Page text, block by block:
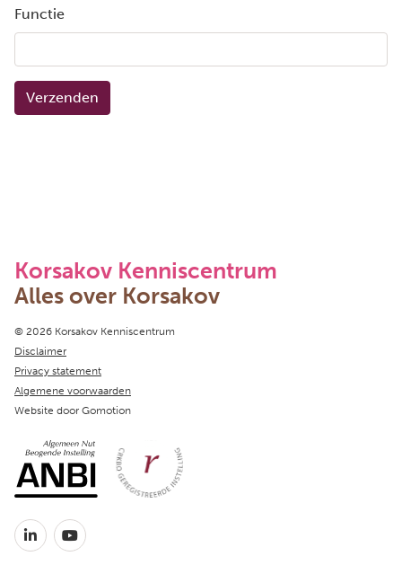
Functie
Verzenden
Korsakov Kenniscentrum
Alles over Korsakov
Copyright navigation
© 2026 Korsakov Kenniscentrum
Disclaimer
Privacy statement
Algemene voorwaarden
Website door Gomotion